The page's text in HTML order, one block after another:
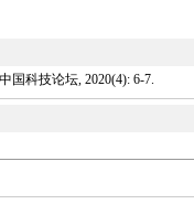
国科技论坛, 2020(4): 6-7.